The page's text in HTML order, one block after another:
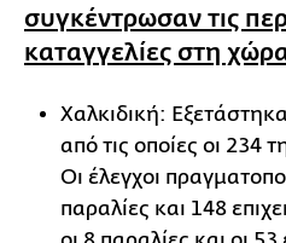
συγκέντρωσαν τις
καταγγελίες στη
Χαλκιδική:
από τις οποίες οι 234
Οι έλεγχοι
παραλίες και 148